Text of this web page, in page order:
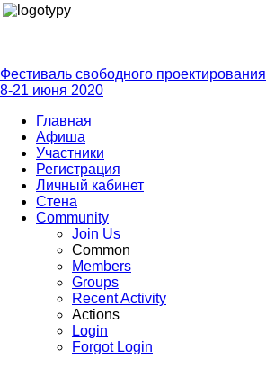
Фестиваль свободного проектирования
8-21 июня 2020
Главная
Афиша
Участники
Регистрация
Личный кабинет
Стена
Community
Join Us
Common
Members
Groups
Recent Activity
Actions
Login
Forgot Login